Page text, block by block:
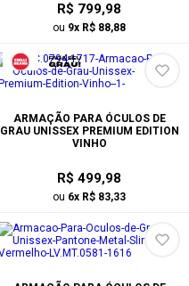
R$ 799,98
ou 9x R$ 88,88
ARMAÇÃO PARA ÓCULOS DE
GRAU UNISSEX PREMIUM EDITION
VINHO
R$ 499,98
ou 6x R$ 83,33